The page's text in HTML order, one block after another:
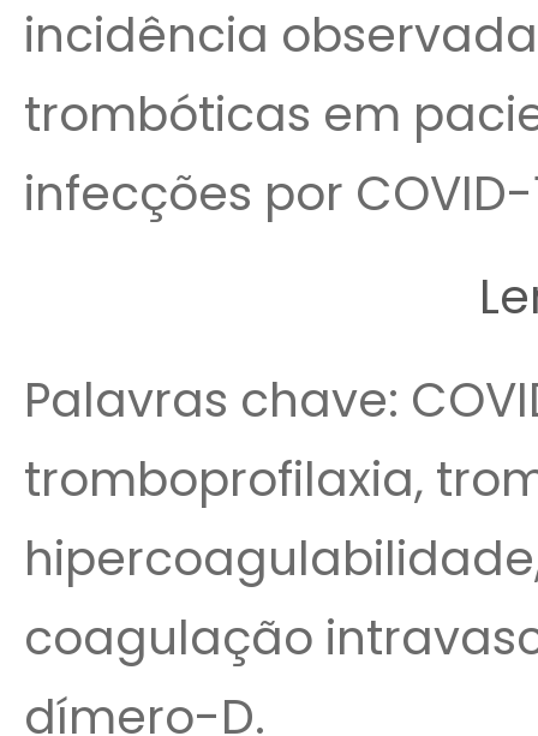
incidência
trombóticas em
infecções por
Palavras chave:
tromboprofilaxia,
coagulação
dímero-D.